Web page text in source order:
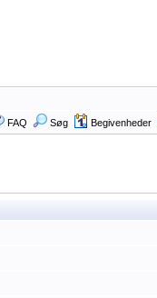
FAQ Søg Begivenheder